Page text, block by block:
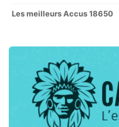
Les meilleurs Accus 18650